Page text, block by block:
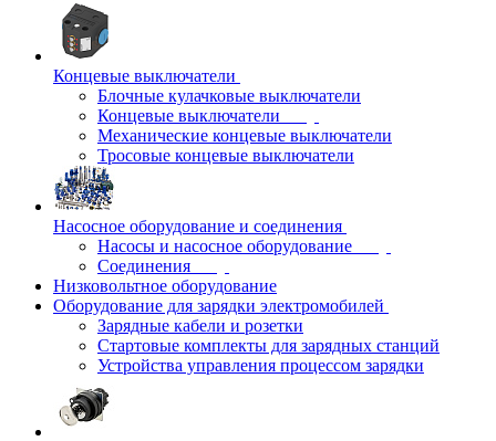
Концевые выключатели
Блочные кулачковые выключатели
Концевые выключатели
Механические концевые выключатели
Тросовые концевые выключатели
Насосное оборудование и соединения
Насосы и насосное оборудование
Соединения
Низковольтное оборудование
Оборудование для зарядки электромобилей
Зарядные кабели и розетки
Стартовые комплекты для зарядных станций
Устройства управления процессом зарядки